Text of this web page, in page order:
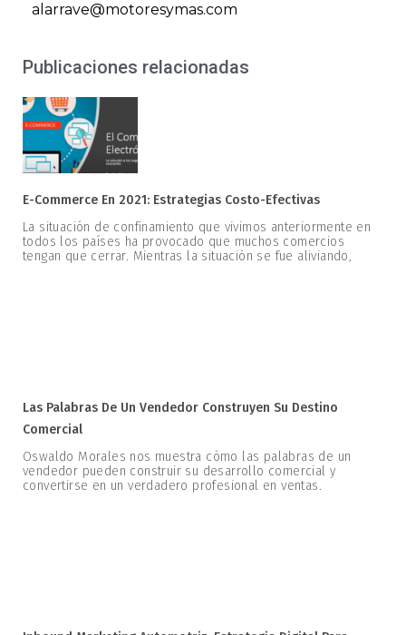
alarrave@motoresymas.com
Publicaciones relacionadas
E-Commerce En 2021: Estrategias Costo-Efectivas
La situación de confinamiento que vivimos anteriormente en
todos los países ha provocado que muchos comercios
tengan que cerrar. Mientras la situación se fue aliviando,
Las Palabras De Un Vendedor Construyen Su Destino
Comercial
Oswaldo Morales nos muestra cómo las palabras de un
vendedor pueden construir su desarrollo comercial y
convertirse en un verdadero profesional en ventas.